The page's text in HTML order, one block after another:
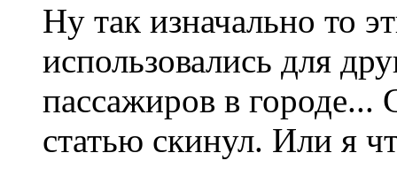
Ну так изначально то
использовались для
пассажиров в городе...
статью скинул. Или я